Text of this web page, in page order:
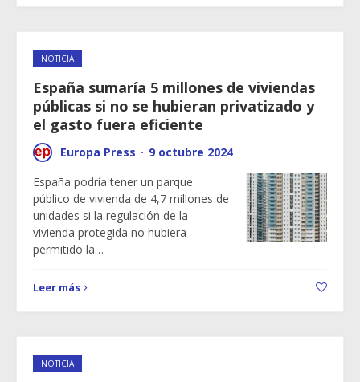
NOTICIA
España sumaría 5 millones de viviendas
públicas si no se hubieran privatizado y
el gasto fuera eficiente
Europa Press · 9 octubre 2024
España podría tener un parque
público de vivienda de 4,7 millones de
unidades si la regulación de la
vivienda protegida no hubiera
permitido la…
Leer más
NOTICIA